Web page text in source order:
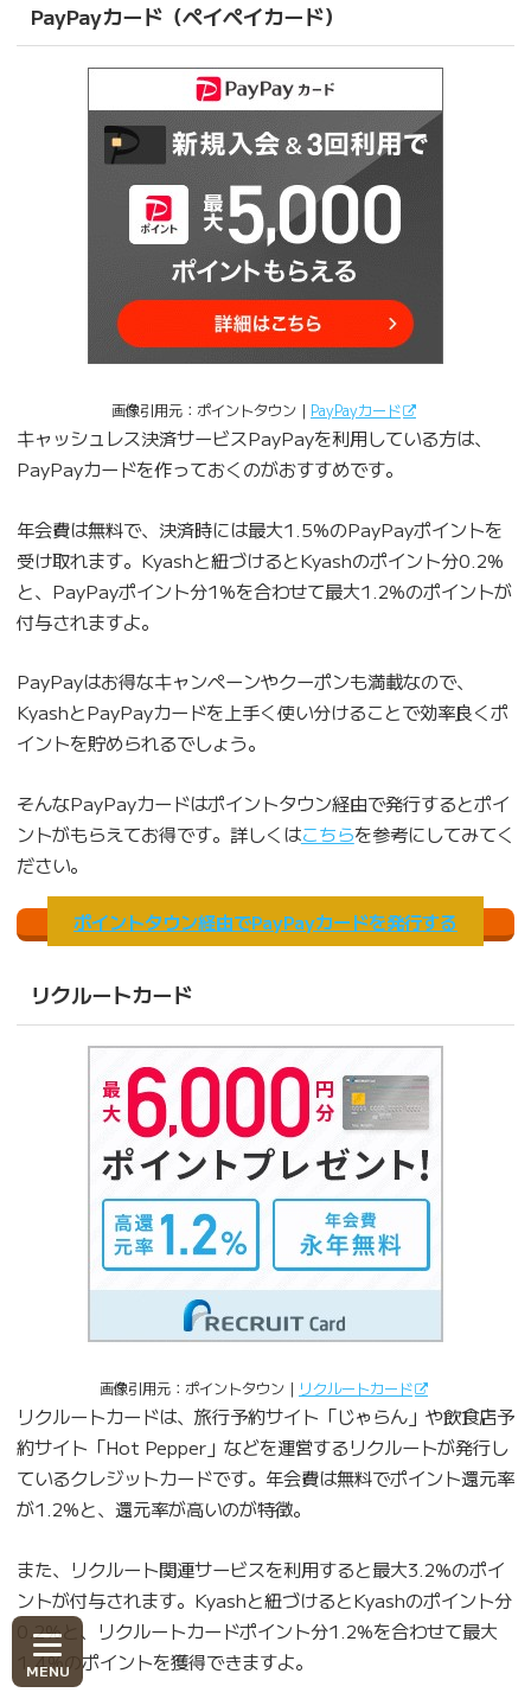
PayPayカード（ペイペイカード）
画像引用元：ポイントタウン｜ PayPayカード
キャッシュレス決済サービスPayPayを利用している方は、
PayPayカードを作っておくのがおすすめです。
年会費は無料で、決済時には最大1.5%のPayPayポイントを
受け取れます。Kyashと紐づけるとKyashのポイント分0.2%
と、PayPayポイント分1%を合わせて最大1.2%のポイントが
付与されますよ。
PayPayはお得なキャンペーンやクーポンも満載なので、
KyashとPayPayカードを上手く使い分けることで効率良くポ
イントを貯められるでしょう。
そんなPayPayカードはポイントタウン経由で発行するとポイ
ントがもらえてお得です。詳しくはこちらを参考にしてみてく
ださい。
ポイントタウン経由でPayPayカードを発行する
リクルートカード
画像引用元：ポイントタウン｜ リクルートカード
リクルートカードは、旅行予約サイト「じゃらん」や飲食店予
約サイト「Hot Pepper」などを運営するリクルートが発行し
ているクレジットカードです。年会費は無料でポイント還元率
が1.2%と、還元率が高いのが特徴。
また、リクルート関連サービスを利用すると最大3.2%のポイ
ントが付与されます。Kyashと紐づけるとKyashのポイント分
0.2%と、リクルートカードポイント分1.2%を合わせて最大
1.4%のポイントを獲得できますよ。